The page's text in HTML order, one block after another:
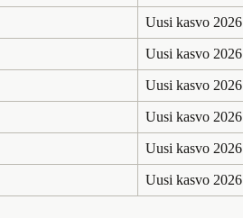
Uusi kasvo 2026
Uusi kasvo 2026
Uusi kasvo 2026
Uusi kasvo 2026
Uusi kasvo 2026
Uusi kasvo 2026